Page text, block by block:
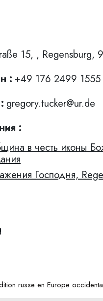
15, , Regensburg,
: +49 176 2499 1555
gregory.tucker@ur.de
:
в честь иконы
Господня,
russe en Europe